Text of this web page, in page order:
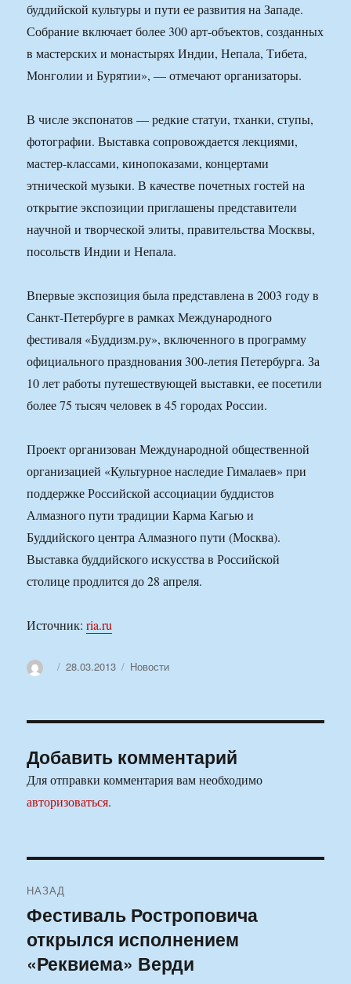
буддийской культуры и пути ее развития на Западе.
Собрание включает более 300 арт-объектов, созданных
в мастерских и монастырях Индии, Непала, Тибета,
Монголии и Бурятии», — отмечают организаторы.
В числе экспонатов — редкие статуи, тханки, ступы,
фотографии. Выставка сопровождается лекциями,
мастер-классами, кинопоказами, концертами
этнической музыки. В качестве почетных гостей на
открытие экспозиции приглашены представители
научной и творческой элиты, правительства Москвы,
посольств Индии и Непала.
Впервые экспозиция была представлена в 2003 году в
Санкт-Петербурге в рамках Международного
фестиваля «Буддизм.ру», включенного в программу
официального празднования 300-летия Петербурга. За
10 лет работы путешествующей выставки, ее посетили
более 75 тысяч человек в 45 городах России.
Проект организован Международной общественной
организацией «Культурное наследие Гималаев» при
поддержке Российской ассоциации буддистов
Алмазного пути традиции Карма Кагью и
Буддийского центра Алмазного пути (Москва).
Выставка буддийского искусства в Российской
столице продлится до 28 апреля.
Источник:ria.ru
АвторОпубликовано
28.03.2013 Рубрики
Новости
Добавить комментарий
Для отправки комментария вам необходимо
авторизоваться.
по
записям
НАЗАД
Предыдущая
запись:
Фестиваль Ростроповича
открылся исполнением
«Реквиема» Верди